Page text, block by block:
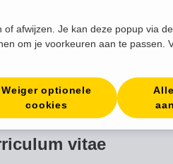
vitae
afwijzen. Je kan deze popup via
om je voorkeuren aan te passen.
Weiger optionele
cookies